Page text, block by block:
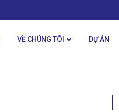
VỀ CHÚNG TÔI DỰ ÁN